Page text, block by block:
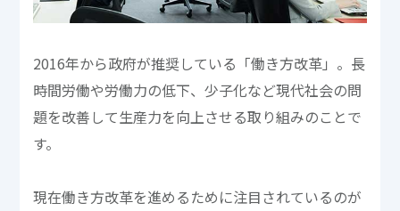
2016年から政府が推奨している「働き方改革」。長
時間労働や労働力の低下、少子化など現代社会の問
題を改善して生産力を向上させる取り組みのことで
す。
現在働き方改革を進めるために注目されているのが